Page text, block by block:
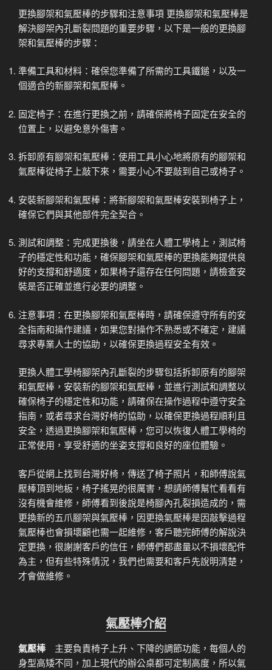
更換腳架和氣壓棒的步驟和注意事項 更換腳架和氣壓棒是
解決腳架內孔斷裂問題的重要步驟，以下是一般的更換腳
架和氣壓棒的步驟：
準備工具和材料：確保您準備了所需的工具鐵鎚，以及一
個適合的新腳架和氣壓棒。
固定椅子：在進行更換之前，請確保將椅子固定在安全的
位置上，以避免意外傷害。
拆卸原有腳架和氣壓棒：使用工具小心地將原有的腳架和
氣壓棒從椅子上敲下來，需要小心不要敲到自己或椅子。
安裝新腳架和氣壓棒：將新腳架和氣壓棒安裝到椅子上，
確保它們與其他部件完全契合。
測試和調整：完成更換後，請坐在人體工學椅上，測試椅
子的穩定性和功能，確保腳架和氣壓棒的更換能夠提供良
好的支撐和舒適度，如果椅子還存在任何問題，請檢查安
裝是否正確並進行必要的調整。
注意事項：在更換腳架和氣壓棒時，請確保遵守所有的安
全指南和操作建議，如果您對操作不熟悉或不確定，建議
尋求專業人士的協助，以確保更換過程安全有效。
更換人體工學椅腳架內孔斷裂的步驟包括拆卸原有的腳架
和氣壓棒，安裝新的腳架和氣壓棒，並進行測試和調整以
確保椅子的穩定性和功能，請確保在操作過程中遵守安全
指南，或者尋求台灣好椅的協助，以確保更換過程順利且
安全，透過更換腳架和氣壓棒，您可以恢復人體工學椅的
正常使用，享受舒適的坐姿支撐和良好的座位體驗。
客戶從網上找到台灣好椅，傳送了椅子照片，和師傅說氣
壓棒頂到地板，椅子搖晃的很厲害，想請師傅幫忙看看有
沒有機會維修，師傅看到後說是椅腳內孔裂損造成的，需
更換新的五爪腳架與氣壓棒，因更換氣壓棒是因敲擊過程
氣壓棒也會損壞顧也需一起維修，客戶聽完師傅的解說決
定更換，很謝謝客戶的信任，師傅們都盡量以不損壞配件
為主，但有些特殊情況，我們也需要和客戶先說明清楚，
才會做維修。
氣壓棒介紹
氣壓棒主要負責椅子上升、下降的調節功能，每個人的
身型高矮不同，加上現代的辦公桌都可定制高度，所以氣